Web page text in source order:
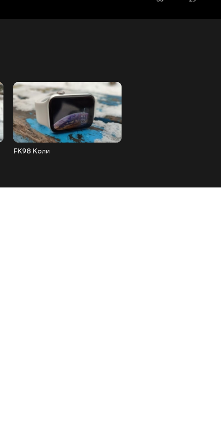
FK98 Коли